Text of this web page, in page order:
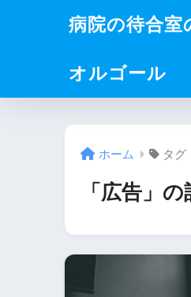
病院の待合室
オルゴール
ホーム タグ
「広告」